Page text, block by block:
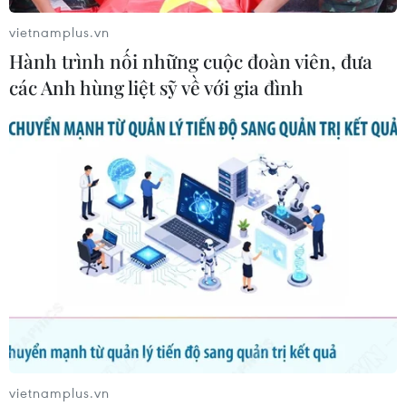
Biển Đông. (Nguồn: Reuters)
Hơn nữa, các công ty này bị cáo buộc vi phạm
“quyền tự do trên biển... mà phù hợp với luật
pháp quốc tế." CCCC và các công ty con đang
nằm trong danh sách trừng phạt của Mỹ, do đó
phải chịu “các hạn chế về xuất khẩu, tái xuất
khẩu hoặc chuyển giao không chỉ đối với thiết
bị và hàng hóa, mà còn đối với phần mềm và
vietnamplus.vn
Hành trình nối những cuộc đoàn viên, đưa
các Anh hùng liệt sỹ về với gia đình
vietnamplus.vn